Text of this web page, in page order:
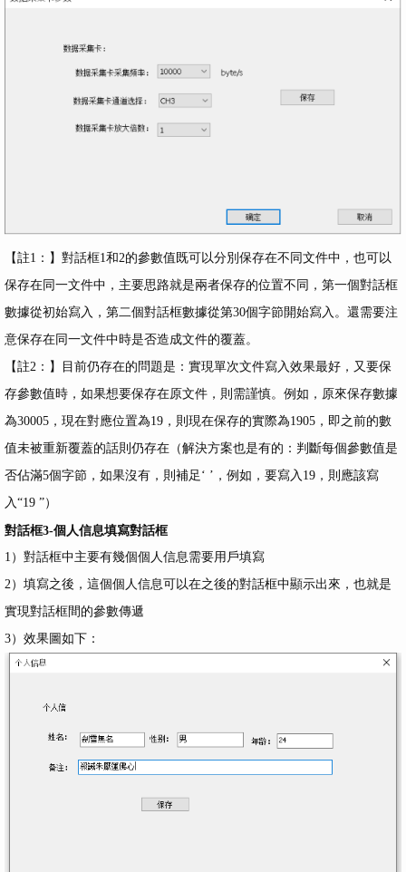
【註1：】對話框1和2的參數值既可以分別保存在不同文件中，也可以
保存在同一文件中，主要思路就是兩者保存的位置不同，第一個對話框
數據從初始寫入，第二個對話框數據從第30個字節開始寫入。還需要注
意保存在同一文件中時是否造成文件的覆蓋。
【註2：】目前仍存在的問題是：實現單次文件寫入效果最好，又要保
存參數值時，如果想要保存在原文件，則需謹慎。例如，原來保存數據
為30005，現在對應位置為19，則現在保存的實際為1905，即之前的數
值未被重新覆蓋的話則仍存在（解決方案也是有的：判斷每個參數值是
否佔滿5個字節，如果沒有，則補足‘ ’，例如，要寫入19，則應該寫
入“19 ”）
對話框3-個人信息填寫對話框
1）對話框中主要有幾個個人信息需要用戶填寫
2）填寫之後，這個個人信息可以在之後的對話框中顯示出來，也就是
實現對話框間的參數傳遞
3）效果圖如下：